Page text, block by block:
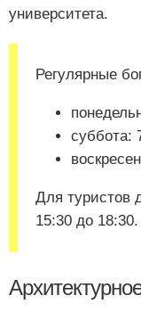
университета.
Регулярные
суббота:
Для туристов
15:30 до 18:30.